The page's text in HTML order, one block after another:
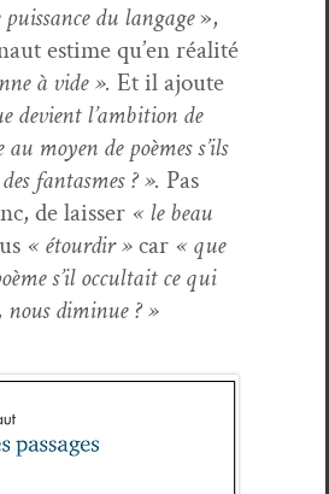
du lan­gage»,
estime qu’en réal­ité
à vide ». Et il ajoute
devient l’ambition de
moyen de poèmes s’ils
fan­tasmes ? ». Pas
de laiss­er « le beau
« étour­dir »car « que
s’il occul­tait ce qui
nous diminue ? »